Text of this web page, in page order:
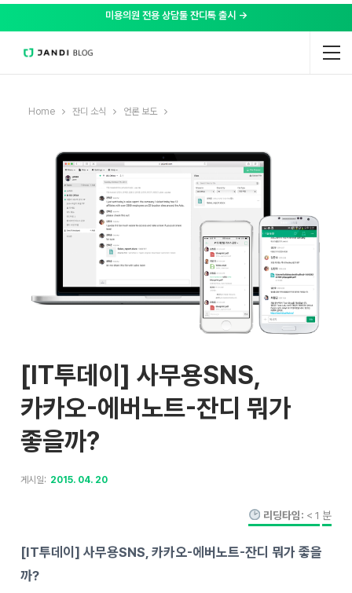
미용의원 전용 상담툴 잔디톡 출시 →
Home 잔디 소식 언론 보도
[IT투데이] 사무용SNS,
카카오-에버노트-잔디 뭐가
좋을까?
게시일: 2015. 04. 20
리딩타임: < 1 분
[IT투데이] 사무용SNS, 카카오-에버노트-잔디 뭐가 좋을
까?